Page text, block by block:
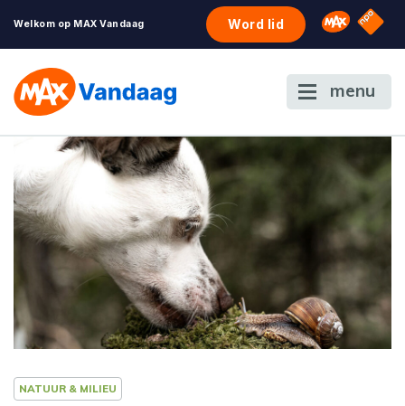
Welkom op MAX Vandaag Word lid Omroep
NPO
menu
NATUUR & MILIEU